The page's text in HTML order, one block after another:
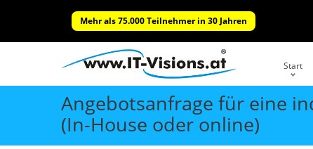
Mehr als 75.000 Teilnehmer in 30 Jahren
Start
Angebotsanfrage für eine
(In-House oder online)